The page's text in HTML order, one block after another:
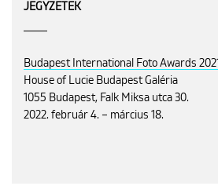
JEGYZETEK
Budapest International Foto Awards 2021
House of Lucie Budapest Galéria
1055 Budapest, Falk Miksa utca 30.
2022. február 4. – március 18.